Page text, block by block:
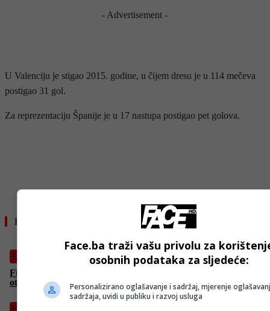
- Advertisement -
U Valenciju je stigao 2015. godine, u čijem dresu je u 114 mečeva
postigao 31 gol.
Za reprezentaciju Španije je u 17 nastupa postigao pet golova.
Pročitajte još
Fudbal
Fiorentina će tek u julu zvanično predstaviti Džeku: Italijani
otkrili razlog
Fudbal
Face.ba traži vašu privolu za
osobnih podataka za sljedeće:
Personalizirano oglašavanje i sadržaj, mjerenje
sadržaja, uvidi u publiku i razvoj usluga